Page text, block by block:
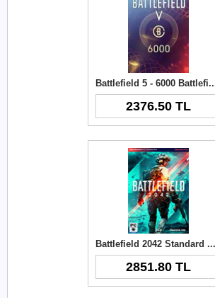
Battlefield 5 - 6000 Battlefield
2376.50 TL
Battlefield 2042 Standard Edition PC Key
2851.80 TL